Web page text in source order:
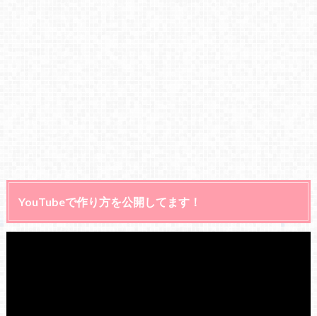
YouTubeで作り方を公開してます！